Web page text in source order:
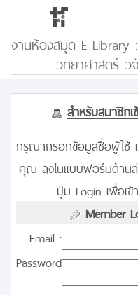
งานห้องสมุด E-Library
วิทยาศาสตร์ วิ
สำหรับสมาชิกเ
กรุณากรอกข้อมูลชื่อผู้ใช้
คุณ ลงในแบบฟอร์มด้าน
ปุ่ม Login เพื่อเข้
Member
Email :
Password
: